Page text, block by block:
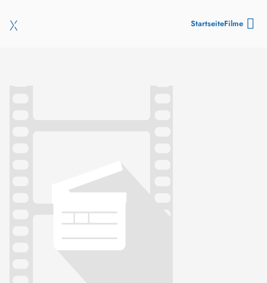
StartseiteFilme